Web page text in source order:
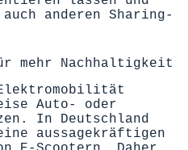
anderen Sharing-
mehr Nachhaltigkeit
Auto- oder
In Deutschland
aussagekräftigen